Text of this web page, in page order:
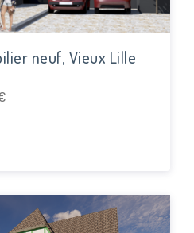
neuf, Vieux Lille